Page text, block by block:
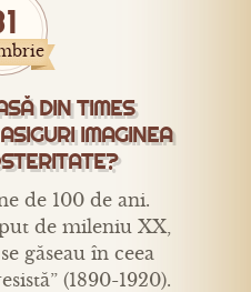
DIN TIMES
IMAGINEA
de 100 de ani.
de mileniu XX,
găseau în ceea
(1890-1920).